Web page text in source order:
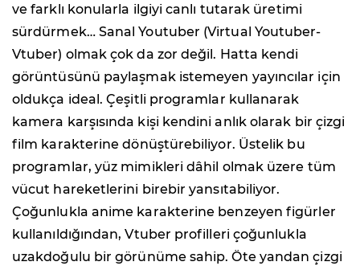
ve farklı konularla ilgiyi canlı tutarak üretimi
sürdürmek… Sanal Youtuber (Virtual Youtuber-
Vtuber) olmak çok da zor değil. Hatta kendi
görüntüsünü paylaşmak istemeyen yayıncılar için
oldukça ideal. Çeşitli programlar kullanarak
kamera karşısında kişi kendini anlık olarak bir çizgi
film karakterine dönüştürebiliyor. Üstelik bu
programlar, yüz mimikleri dâhil olmak üzere tüm
vücut hareketlerini birebir yansıtabiliyor.
Çoğunlukla anime karakterine benzeyen figürler
kullanıldığından, Vtuber profilleri çoğunlukla
uzakdoğulu bir görünüme sahip. Öte yandan çizgi